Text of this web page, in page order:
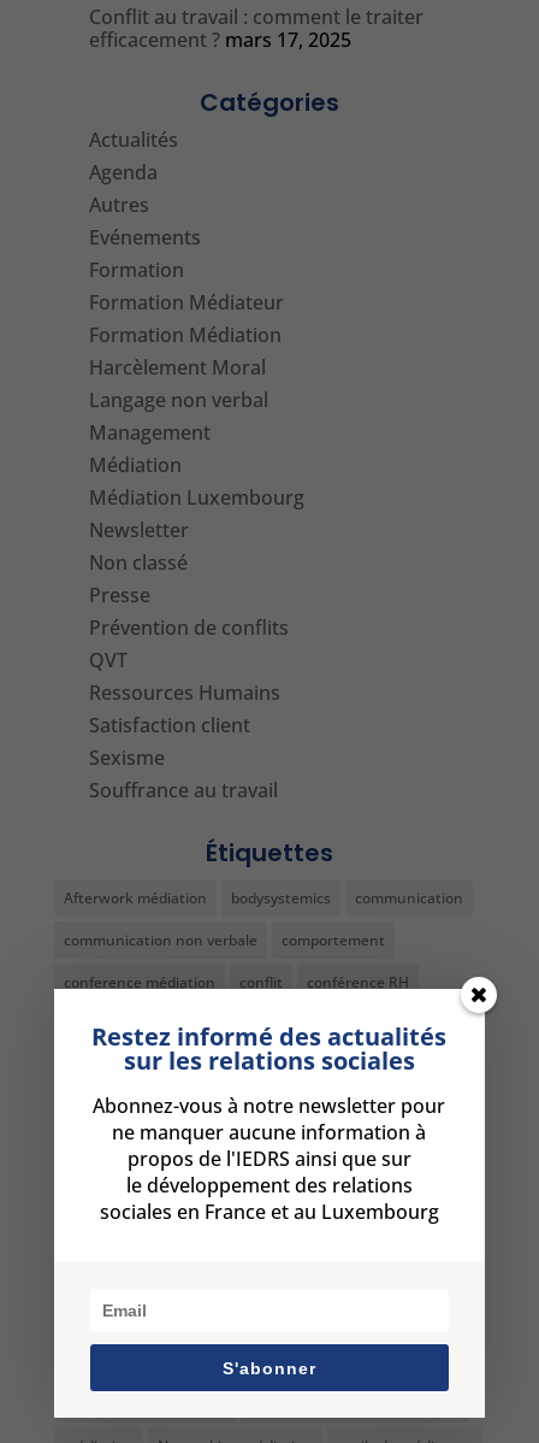
Conflit au travail : comment le traiter
efficacement ? mars 17, 2025
Catégories
Actualités
Agenda
Autres
Evénements
Formation
Formation Médiateur
Formation Médiation
Harcèlement Moral
Langage non verbal
Management
Médiation
Médiation Luxembourg
Newsletter
Non classé
Presse
Prévention de conflits
QVT
Ressources Humains
Satisfaction client
Sexisme
Souffrance au travail
Étiquettes
Afterwork médiation bodysystemics communication
communication non verbale comportement
conference médiation conflit conférence RH
conseil decoder non-verbal devenir médiateur
dialogue social diplome médiateur DRH formation
formation comportement formation DRH Paris
Formation médiation formation médiation Luxembourg
formation médiation metz formation non-verbal
management
manipulation bienveillante manipulation en entreprise
Restez informé des actualités
sur les relations sociales
Abonnez-vous à notre newsletter pour
ne manquer aucune information à
propos de l'IEDRS ainsi que sur
le développement des relations
sociales en France et au Luxembourg
S'abonner